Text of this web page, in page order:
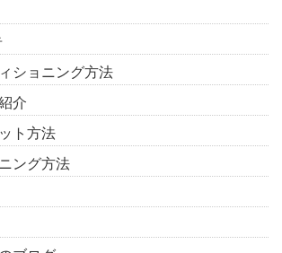
ショニング方法
介
ト方法
ング方法